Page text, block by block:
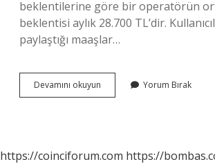
beklentilerine göre bir operatörün
beklentisi aylık 28.700 TL’dir.
paylaştığı maaşlar…
Devamını okuyun
Kepçe
Yorum Bırak
https://coinciforum.com https://